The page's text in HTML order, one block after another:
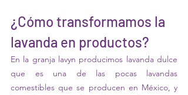
¿Cómo transformamos la
lavanda en productos?
En la granja lavyn producimos lavanda dulce
que es una de las pocas lavandas
comestibles que se producen en México, y